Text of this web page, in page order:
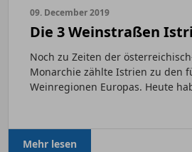
09. December 2019
Die 3 Weinstraßen
Noch zu Zeiten der
Monarchie zählte Istrien zu den
Weinregionen Europas. Heute
Mehr lesen